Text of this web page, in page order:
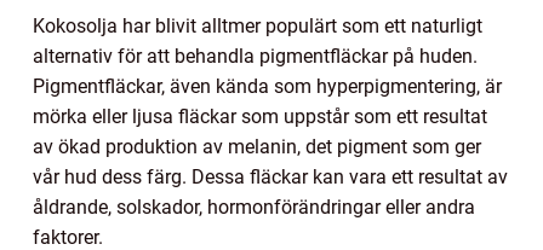
Kokosolja har blivit alltmer populärt som ett naturligt
alternativ för att behandla pigmentfläckar på huden.
Pigmentfläckar, även kända som hyperpigmentering, är
mörka eller ljusa fläckar som uppstår som ett resultat
av ökad produktion av melanin, det pigment som ger
vår hud dess färg. Dessa fläckar kan vara ett resultat av
åldrande, solskador, hormonförändringar eller andra
faktorer.